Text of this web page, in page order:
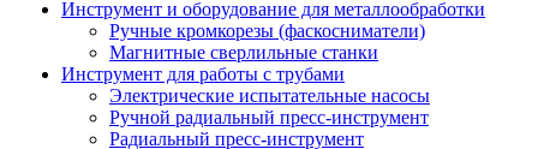
Инструмент и оборудование для металлообработки
Ручные кромкорезы (фаскосниматели)
Магнитные сверлильные станки
Инструмент для работы с трубами
Электрические испытательные насосы
Ручной радиальный пресс-инструмент
Радиальный пресс-инструмент